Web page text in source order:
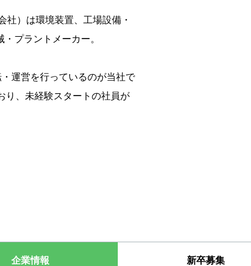
社）は環境装置、工場設備・
プラントメーカー。
運営を行っているのが当社で
り、未経験スタートの社員が
企業情報 新卒募集